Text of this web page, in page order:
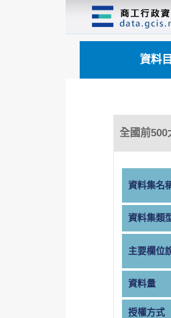
資料
全國前500
資料集名
資料集類
主要欄位
資料量
授權方式